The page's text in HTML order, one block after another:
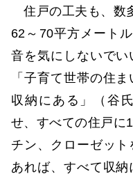
住戸の工夫も、数
62～70平方メート
音を気にしないでい
「子育て世帯の住
収納にある」（谷
せ、すべての住戸に
チン、クローゼッ
あれば、すべて収納